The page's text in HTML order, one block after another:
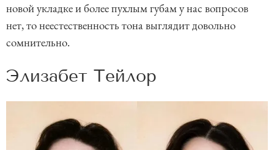
новой укладке и более пухлым губам у нас вопросов
нет, то неестественность тона выглядит довольно
сомнительно.
Элизабет Тейлор